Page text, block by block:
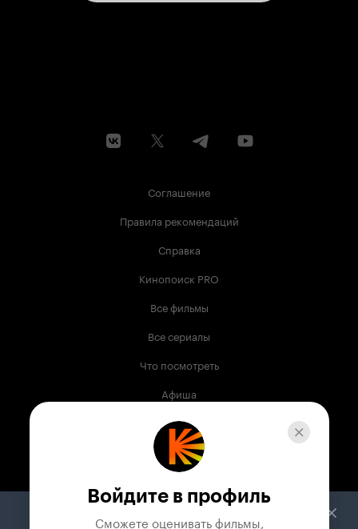
Соглашение
Правила рекомендаций
Справка
Кинопоиск PRO
Все фильмы
Все сериалы
Что посмотреть
Афиша
Музыка
Телепрограмма
Служба поддержки
Войдите в профиль
Сможете оценивать фильмы,